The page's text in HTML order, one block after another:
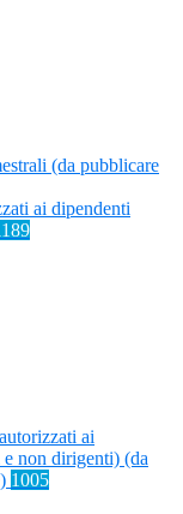
(da pubblicare
ai dipendenti
ai
non dirigenti) (da
1005